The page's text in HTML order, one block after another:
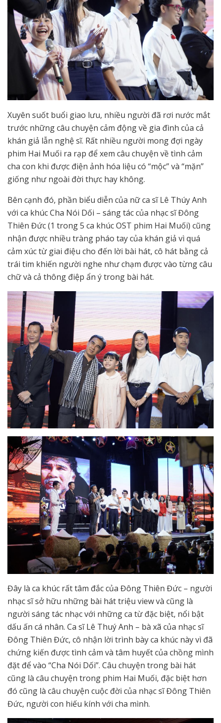
Xuyên suốt buổi giao lưu, nhiều người đã rơi nước mắt
trước những câu chuyện cảm động về gia đình của cả
khán giả lẫn nghệ sĩ. Rất nhiều người mong đợi ngày
phim Hai Muối ra rạp để xem câu chuyện về tình cảm
cha con khi được điện ảnh hóa liệu có “mộc” và “mặn”
giống như ngoài đời thực hay không.
Bên cạnh đó, phần biểu diễn của nữ ca sĩ Lê Thúy Anh
với ca khúc Cha Nói Dối – sáng tác của nhạc sĩ Đông
Thiên Đức (1 trong 5 ca khúc OST phim Hai Muối) cũng
nhận được nhiều tràng pháo tay của khán giả vì quá
cảm xúc từ giai điệu cho đến lời bài hát, cô hát bằng cả
trái tim khiến người nghe như chạm được vào từng câu
chữ và cả thông điệp ẩn ý trong bài hát.
Đây là ca khúc rất tâm đắc của Đông Thiên Đức – người
nhạc sĩ sở hữu những bài hát triệu view và cũng là
người sáng tác nhạc với những ca từ đặc biệt, nổi bật
dấu ấn cá nhân. Ca sĩ Lê Thuý Anh – bà xã của nhạc sĩ
Đông Thiên Đức, cô nhận lời trình bày ca khúc này vì đã
chứng kiến được tình cảm và tâm huyết của chồng mình
đặt để vào “Cha Nói Dối”. Câu chuyện trong bài hát
cũng là câu chuyện trong phim Hai Muối, đặc biệt hơn
đó cũng là câu chuyện cuộc đời của nhạc sĩ Đông Thiên
Đức, người con hiếu kính với cha mình.